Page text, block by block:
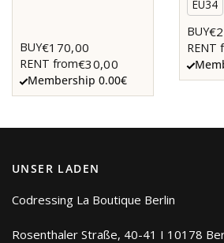
BUY€170,00
RENT from€30,00
Membership 0.00€
EU34
BUY
RENT
UNSER LADEN
Codressing La Boutique Berlin
Rosenthaler Straße, 40-41 I 10178